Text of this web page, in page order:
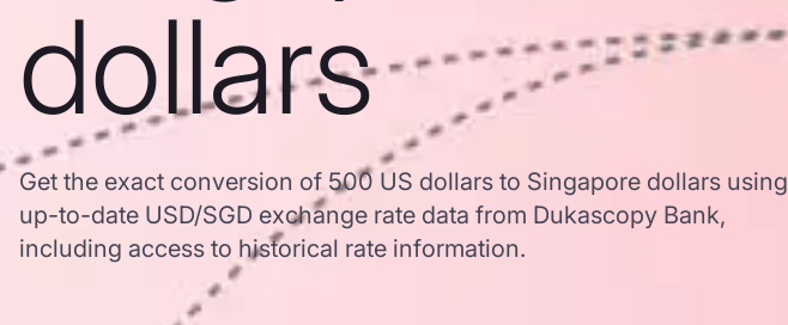
dollars
Get the exact conversion of 500 US dollars to Singapore dollars using
up-to-date USD/SGD exchange rate data from Dukascopy Bank,
including access to historical rate information.